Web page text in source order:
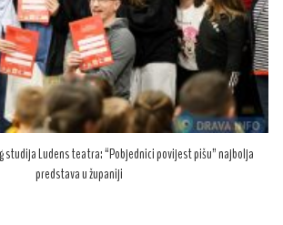
studija Ludens teatra: “Pobjednici povijest pišu” najbolja
predstava u županiji